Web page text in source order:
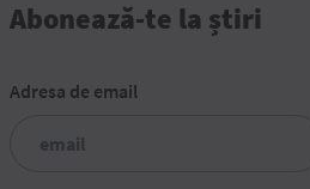
Abonează-te la știri
Adresa de email